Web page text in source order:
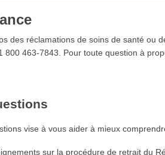
des réclamations de soins de santé ou
800 463-7843. Pour toute question à
vise à vous aider à mieux
sur la procédure de retrait du